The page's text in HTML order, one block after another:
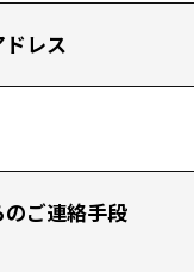
ドレス
ご連絡手段